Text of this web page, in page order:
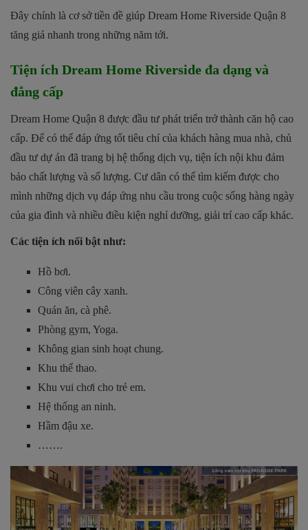
Đây chính là cơ sở tiền đề giúp Dream Home Riverside Quận 8
tăng giá nhanh trong những năm tới.
Tiện ích Dream Home Riverside đa dạng và
đẳng cấp
Dream Home Quận 8 được đầu tư phát triển trở thành căn hộ cao
cấp. Để có thể đáp ứng tốt tiêu chí của khách hàng mua nhà, chủ
đầu tư dự án đã trang bị hệ thống dịch vụ, tiện ích nội khu đảm
bảo chất lượng và số lượng. Cư dân có thể tìm kiếm được cho
mình những dịch vụ đáp ứng nhu cầu trong cuộc sống hàng ngày
của gia đình và nhiều điều kiện nghỉ dưỡng, giải trí cao cấp khác.
Các tiện ích nổi bật như:
Hồ bơi.
Công viên cây xanh.
Quán ăn, cà phê.
Phòng gym, Yoga.
Không gian sinh hoạt chung.
Khu thể thao.
Khu vui chơi cho trẻ em.
Hệ thống an ninh.
Hầm đậu xe.
…….